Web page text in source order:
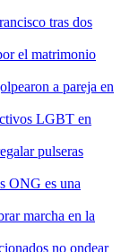
tras dos
el matrimonio
a pareja en
LGBT en
pulseras
ONG es una
marcha en la
no ondear